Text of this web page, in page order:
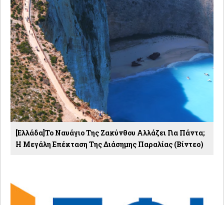
[Ελλάδα]Το Ναυάγιο Της Ζακύνθου Αλλάζει Για Πάντα;
Η Μεγάλη Επέκταση Της Διάσημης Παραλίας (βίντεο)